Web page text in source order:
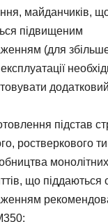
майданчиків,
підвищеним
(для
підстав
ростверкового
монолітних
що піддаються